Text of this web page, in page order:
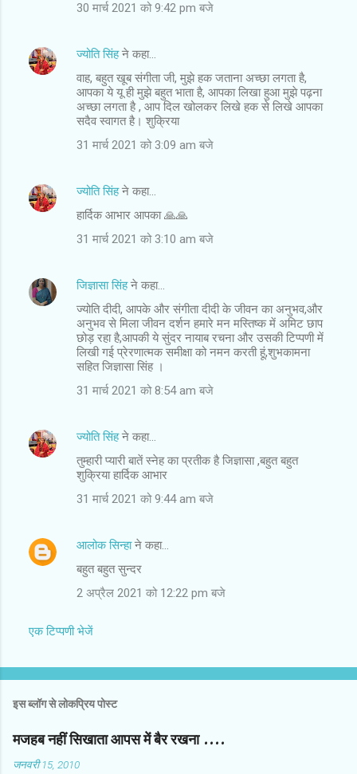
30 मार्च 2021 को 9:42 pm बजे
ज्योति सिंहने कहा…
वाह, बहुत खूब संगीता जी, मुझे हक जताना अच्छा लगता है,
आपका ये यू ही मुझे बहुत भाता है, आपका लिखा हुआ मुझे पढ़ना
अच्छा लगता है , आप दिल खोलकर लिखे हक से लिखे आपका
सदैव स्वागत है। शुक्रिया
31 मार्च 2021 को 3:09 am बजे
ज्योति सिंहने कहा…
हार्दिक आभार आपका 🙏🙏
31 मार्च 2021 को 3:10 am बजे
जिज्ञासा सिंहने कहा…
ज्योति दीदी, आपके और संगीता दीदी के जीवन का अनुभव,और
अनुभव से मिला जीवन दर्शन हमारे मन मस्तिष्क में अमिट छाप
छोड़ रहा है,आपकी ये सुंदर नायाब रचना और उसकी टिप्पणी में
लिखी गई प्रेरणात्मक समीक्षा को नमन करती हूं,शुभकामना
सहित जिज्ञासा सिंह ।
31 मार्च 2021 को 8:54 am बजे
ज्योति सिंहने कहा…
तुम्हारी प्यारी बातें स्नेह का प्रतीक है जिज्ञासा ,बहुत बहुत
शुक्रिया हार्दिक आभार
31 मार्च 2021 को 9:44 am बजे
आलोक सिन्हाने कहा…
बहुत बहुत सुन्दर
2 अप्रैल 2021 को 12:22 pm बजे
एक टिप्पणी भेजें
इस ब्लॉग से लोकप्रिय पोस्ट
मजहब नहीं सिखाता आपस में बैर रखना ....
जनवरी 15, 2010